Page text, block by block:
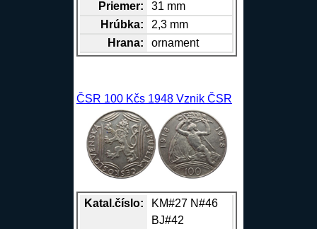
Priemer:
31 mm
Hrúbka:
2,3 mm
Hrana: ornament
ČSR 100 Kčs 1948 Vznik ČSR
Katal.číslo:
KM#27 N#46
BJ#42